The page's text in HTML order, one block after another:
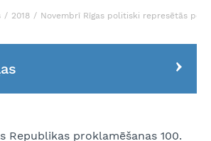
2018 Novembrī Rīgas politiski represētās
Republikas proklamēšanas 100.